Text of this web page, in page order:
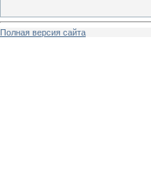
Полная версия сайта